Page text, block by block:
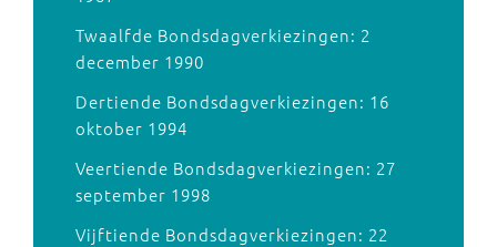
Twaalfde Bondsdagverkiezingen: 2
december 1990
Dertiende Bondsdagverkiezingen: 16
oktober 1994
Veertiende Bondsdagverkiezingen: 27
september 1998
Vijftiende Bondsdagverkiezingen: 22